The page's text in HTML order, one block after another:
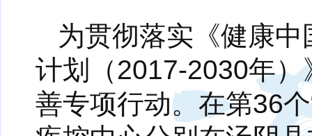
为贯彻落实《健康
计划（2017-2030年
善专项行动。在第36